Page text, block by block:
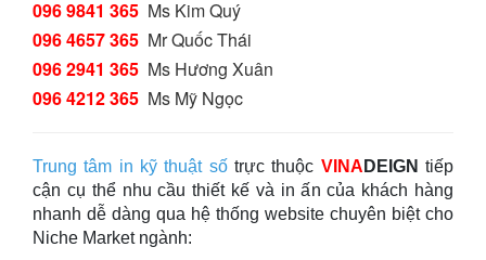
096 9841 365 Ms Kim Quý
096 4657 365 Mr Quốc Thái
096 2941 365 Ms Hương Xuân
096 4212 365 Ms Mỹ Ngọc
Trung tâm in kỹ thuật sốtrực thuộc VINA DEIGN tiếp
cận cụ thể nhu cầu thiết kế và in ấn của khách hàng
nhanh dễ dàng qua hệ thống website chuyên biệt cho
Niche Market ngành: